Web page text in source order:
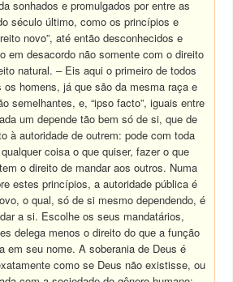
sonhados e promulgados por entre as
século último, como os princípios e
novo”, até então desconhecidos e
em desacordo não somente com o direito
natural. – Eis aqui o primeiro de todos
homens, já que são da mesma raça e
semelhantes, e, “ipso facto”, iguais entre
um depende tão bem só de si, que de
à autoridade de outrem: pode com toda
coisa o que quiser, fazer o que
o direito de mandar aos outros. Numa
estes princípios, a autoridade pública é
o qual, só de si mesmo dependendo, é
a si. Escolhe os seus mandatários,
delega menos o direito do que a função
em seu nome. A soberania de Deus é
como se Deus não existisse, ou